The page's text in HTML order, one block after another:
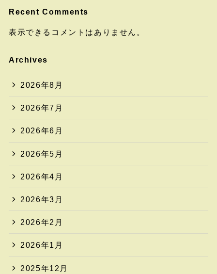
Recent Comments
表示できるコメントはありません。
Archives
2026年8月
2026年7月
2026年6月
2026年5月
2026年4月
2026年3月
2026年2月
2026年1月
2025年12月